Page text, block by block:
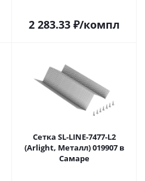
2 283.33₽/компл
Сетка SL-LINE-7477-L2
(Arlight, Металл) 019907 в
Самаре